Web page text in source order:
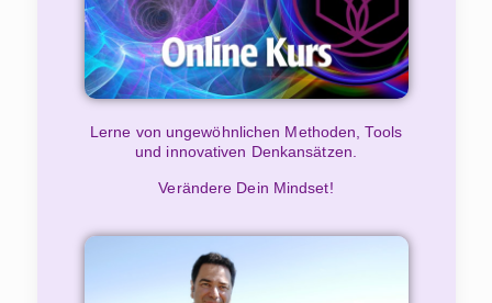
Lerne von ungewöhnlichen Methoden, Tools
und innovativen Denkansätzen.
Verändere Dein Mindset!